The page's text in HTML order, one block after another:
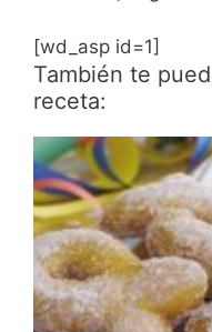
[wd_asp id=1]
También te
receta: